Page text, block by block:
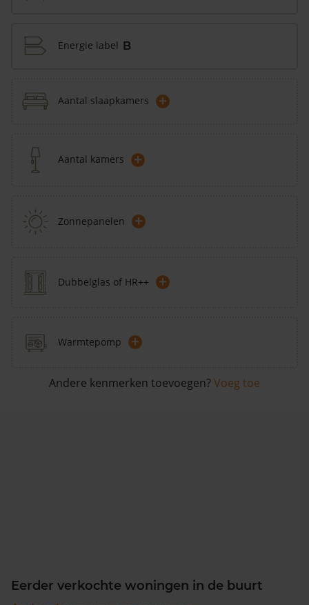
Energie label B
Aantal slaapkamers +
Aantal kamers +
Zonnepanelen +
Dubbelglas of HR++ +
Warmtepomp +
Andere kenmerken toevoegen? Voeg toe
Eerder verkochte woningen in de buurt